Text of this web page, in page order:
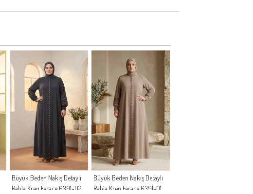
Büyük Beden Nakış Detaylı
Rabia Krep Ferace 6391-02
Büyük Beden Nakış Detaylı
Rabia Krep Ferace 6391-01